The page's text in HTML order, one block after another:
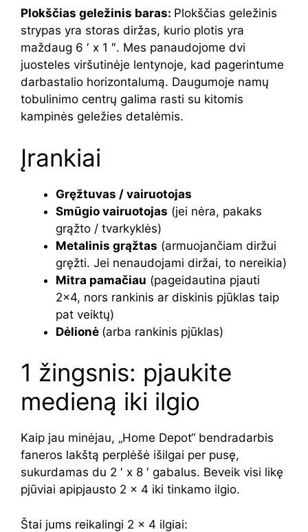
Plokščias geležinis baras: Plokščias geležinis
strypas yra storas diržas, kurio plotis yra
maždaug 6 ′ x 1 ″. Mes panaudojome dvi
juosteles viršutinėje lentynoje, kad pagerintume
darbastalio horizontalumą. Daugumoje namų
tobulinimo centrų galima rasti su kitomis
kampinės geležies detalėmis.
Įrankiai
Gręžtuvas / vairuotojas
Smūgio vairuotojas (jei nėra, pakaks
grąžto / tvarkyklės)
Metalinis grąžtas (armuojančiam diržui
gręžti. Jei nenaudojami diržai, to nereikia)
Mitra pamačiau (pageidautina pjauti
2×4, nors rankinis ar diskinis pjūklas taip
pat veiktų)
Dėlionė (arba rankinis pjūklas)
1 žingsnis: pjaukite
medieną iki ilgio
Kaip jau minėjau, „Home Depot“ bendradarbis
faneros lakštą perplėšė išilgai per pusę,
sukurdamas du 2 ′ x 8 ′ gabalus. Beveik visi likę
pjūviai apipjausto 2 × 4 iki tinkamo ilgio.
Štai jums reikalingi 2 × 4 ilgiai: